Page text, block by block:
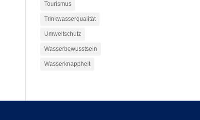
Tourismus
Trinkwasserqualität
Umweltschutz
Wasserbewusstsein
Wasserknappheit